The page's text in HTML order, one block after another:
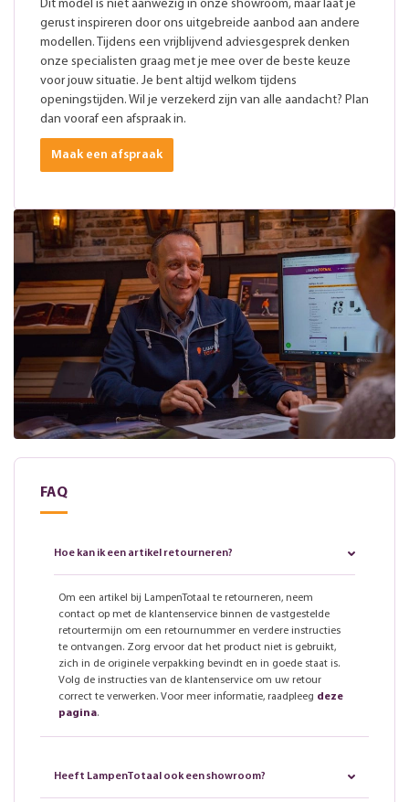
Dit model is niet aanwezig in onze showroom, maar laat je
gerust inspireren door ons uitgebreide aanbod aan andere
modellen. Tijdens een vrijblijvend adviesgesprek denken
onze specialisten graag met je mee over de beste keuze
voor jouw situatie. Je bent altijd welkom tijdens
openingstijden. Wil je verzekerd zijn van alle aandacht? Plan
dan vooraf een afspraak in.
Maak een afspraak
FAQ
Hoe kan ik een artikel retourneren?
Om een artikel bij LampenTotaal te retourneren, neem
contact op met de klantenservice binnen de vastgestelde
retourtermijn om een retournummer en verdere instructies
te ontvangen. Zorg ervoor dat het product niet is gebruikt,
zich in de originele verpakking bevindt en in goede staat is.
Volg de instructies van de klantenservice om uw retour
correct te verwerken. Voor meer informatie, raadpleeg deze
pagina.
Heeft LampenTotaal ook een showroom?